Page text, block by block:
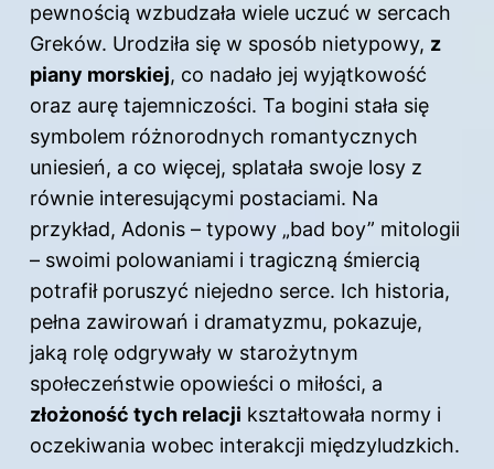
pewnością wzbudzała wiele uczuć w sercach
Greków. Urodziła się w sposób nietypowy, z
piany morskiej, co nadało jej wyjątkowość
oraz aurę tajemniczości. Ta bogini stała się
symbolem różnorodnych romantycznych
uniesień, a co więcej, splatała swoje losy z
równie interesującymi postaciami. Na
przykład, Adonis – typowy „bad boy” mitologii
– swoimi polowaniami i tragiczną śmiercią
potrafił poruszyć niejedno serce. Ich historia,
pełna zawirowań i dramatyzmu, pokazuje,
jaką rolę odgrywały w starożytnym
społeczeństwie opowieści o miłości, a
złożoność tych relacji kształtowała normy i
oczekiwania wobec interakcji międzyludzkich.